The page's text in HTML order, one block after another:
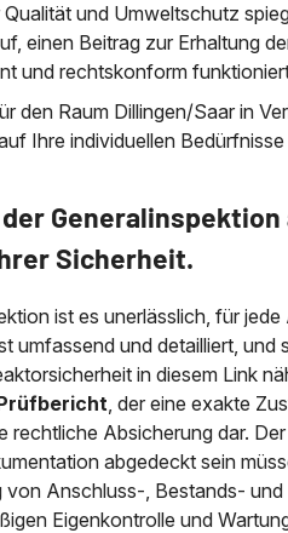
und Umweltschutz
einen Beitrag zur Erhaltung
und rechtskonform
den Raum Dillingen/Saar in
Ihre individuellen
Sicherheit.
ist es unerlässlich, für
umfassend und detailliert,
in diesem Link
, der eine exakte
rechtliche Absicherung dar.
abgedeckt sein
von Anschluss-, Bestands-
Eigenkontrolle und